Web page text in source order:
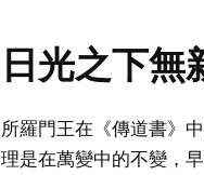
日光之下無
所羅門王在《傳道書》
理是在萬變中的不變，